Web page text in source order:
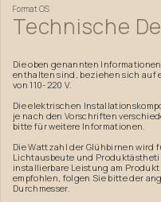
FormatOS
Technische
Die oben genannten
enthalten sind, beziehen sich auf
von 110-220 V.
Die elektrischen
je nach den Vorschriften
bitte für weitere Informationen.
Die Wattzahl der Glühbirnen wird
Lichtausbeute und
installierbare Leistung am
empfohlen, folgen Sie bitte der
Durchmesser.